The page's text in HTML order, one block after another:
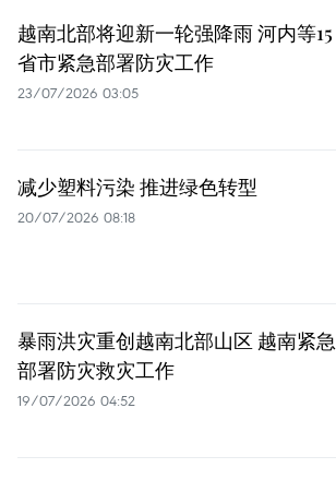
越南北部将迎新一轮强降雨 河内等15
省市紧急部署防灾工作
23/07/2026 03:05
减少塑料污染 推进绿色转型
20/07/2026 08:18
暴雨洪灾重创越南北部山区 越南紧急
部署防灾救灾工作
19/07/2026 04:52